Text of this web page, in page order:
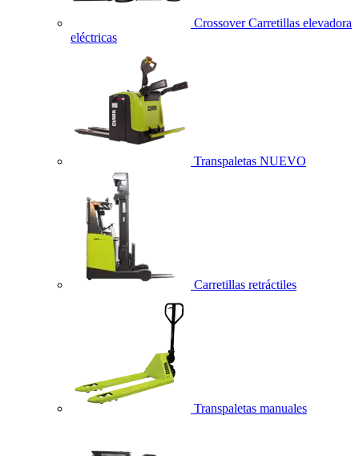
Crossover Carretillas elevadora
eléctricas
Transpaletas NUEVO
Carretillas retráctiles
Transpaletas manuales